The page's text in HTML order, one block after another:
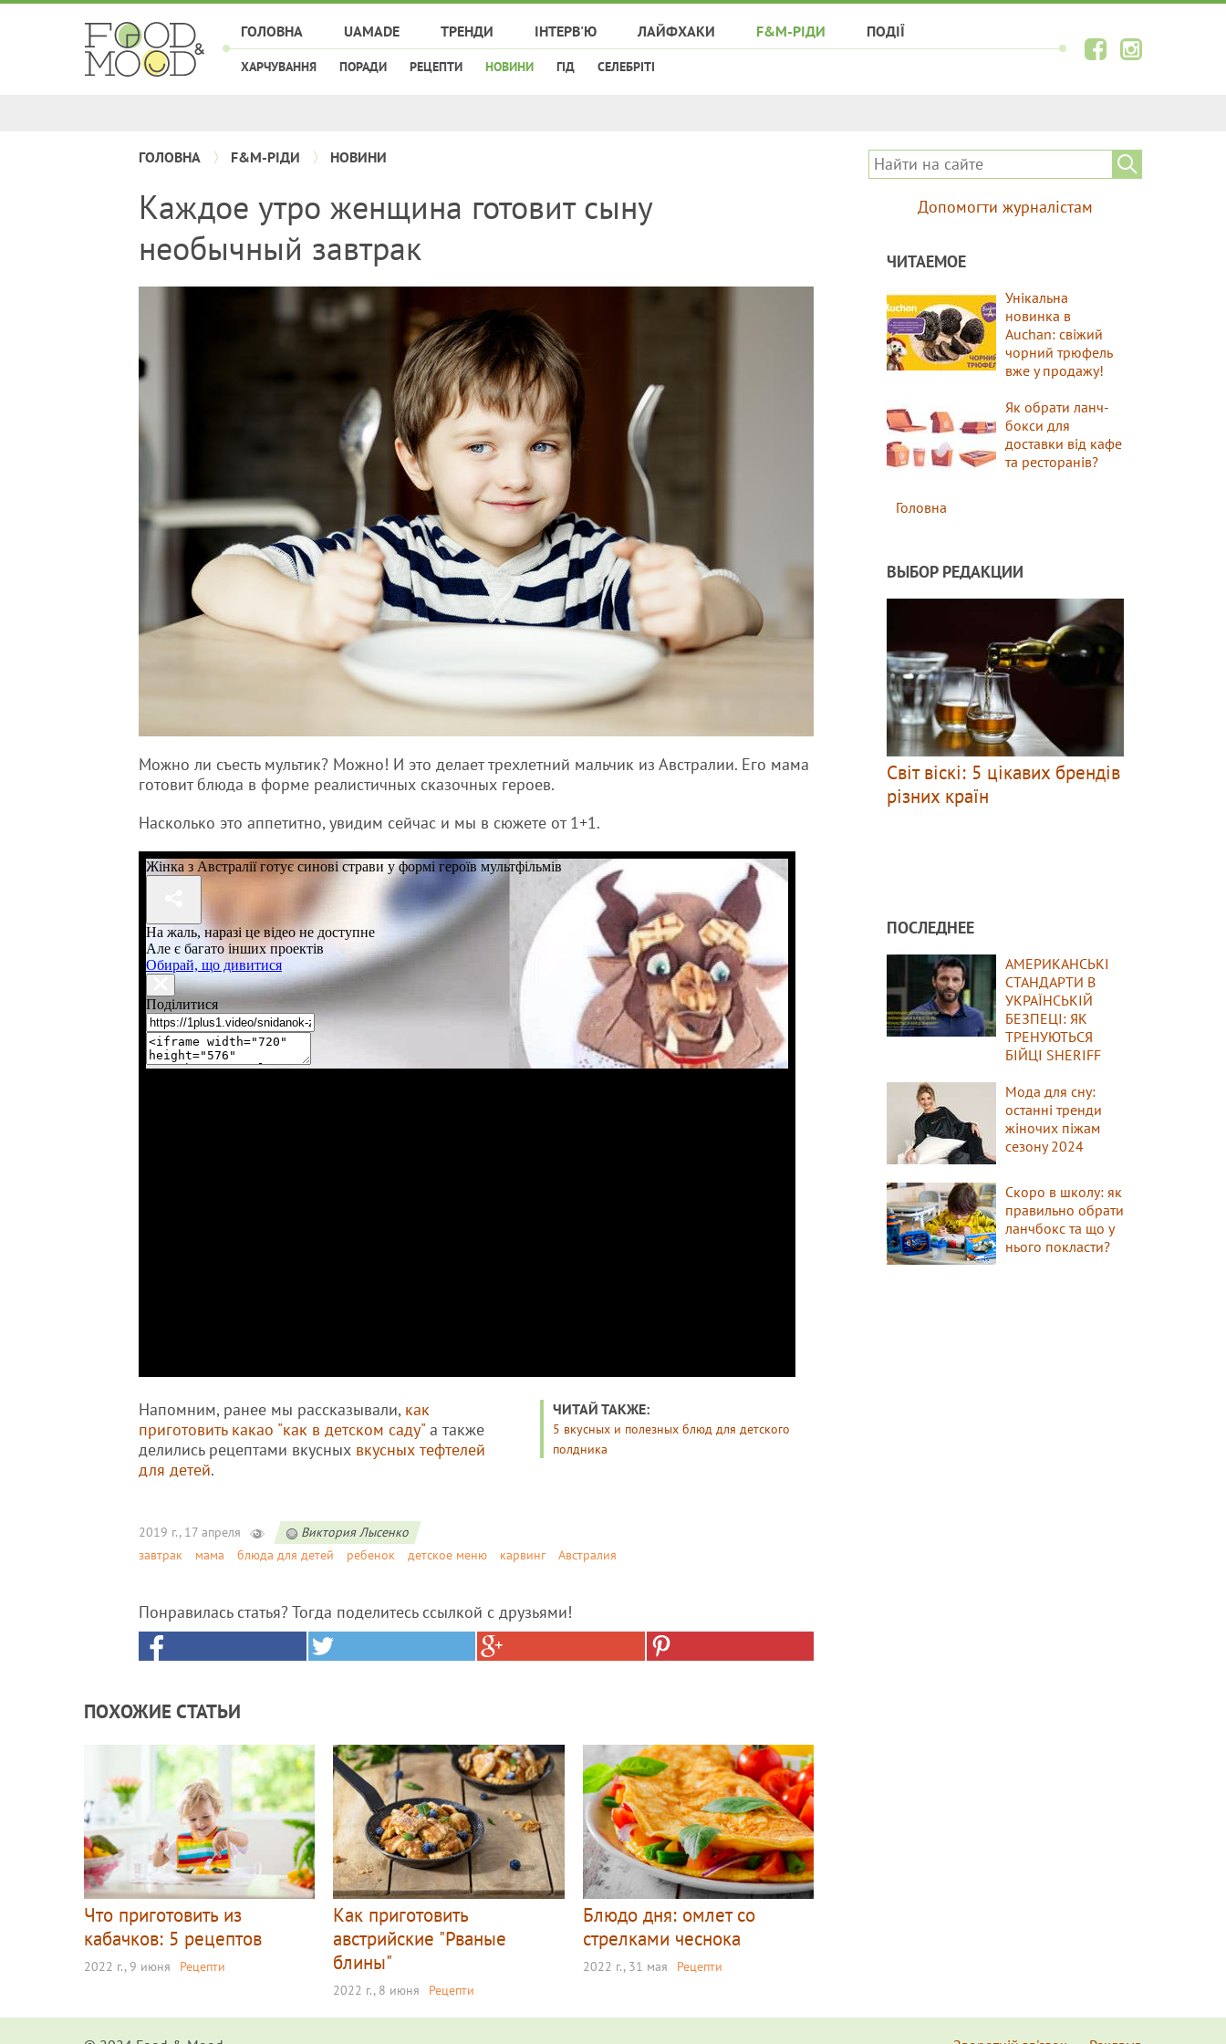
ГОЛОВНА UAMADE ТРЕНДИ ІНТЕРВ'Ю ЛАЙФХАКИ F&M-РІДИ
ХАРЧУВАННЯ ПОРАДИ РЕЦЕПТИ НОВИНИ ГІД СЕЛЕБРІТІ
ПОДІЇ
ГОЛОВНА F&M-РІДИ НОВИНИ
Каждое утро женщина готовит сыну
необычный завтрак
Можно ли съесть мультик? Можно! И это делает трехлетний мальчик из Австралии. Его мама
готовит блюда в форме реалистичных сказочных героев.
Насколько это аппетитно, увидим сейчас и мы в сюжете от 1+1.
ЧИТАЙ ТАКЖЕ:
5 вкусных и полезных блюд для детского
полдника
Напомним, ранее мы рассказывали, как
приготовить какао "как в детском саду" а также
делились рецептами вкусных вкусных тефтелей
для детей.
2019 г., 17 апреля
Виктория Лысенко
завтрак
мама блюда для детей ребенок детское меню карвинг Австралия
Понравилась статья? Тогда поделитесь ссылкой с друзьями!
ПОХОЖИЕ СТАТЬИ
Что приготовить из
кабачков: 5 рецептов
2022 г., 9 июня Рецепти
Как приготовить
австрийские "Рваные
блины"
2022 г., 8 июня Рецепти
Блюдо дня: омлет со
стрелками чеснока
2022 г., 31 мая Рецепти
Допомогти журналістам
ЧИТАЕМОЕ
Унікальна
новинка в
Auchan: свіжий
чорний трюфель
вже у продажу!
Як обрати ланч-
бокси для
доставки від кафе
та ресторанів?
Головна
ВЫБОР РЕДАКЦИИ
Світ віскі: 5 цікавих брендів
різних країн
ПОСЛЕДНЕЕ
АМЕРИКАНСЬКІ
СТАНДАРТИ В
УКРАЇНСЬКІЙ
БЕЗПЕЦІ: ЯК
ТРЕНУЮТЬСЯ
БІЙЦІ SHERIFF
Мода для сну:
останні тренди
жіночих піжам
сезону 2024
Скоро в школу: як
правильно обрати
ланчбокс та що у
нього покласти?